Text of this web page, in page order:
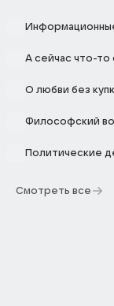
А сейчас что-то
О любви без
Философский
Политические
Смотреть все